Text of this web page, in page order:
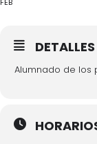
Alumnado de los